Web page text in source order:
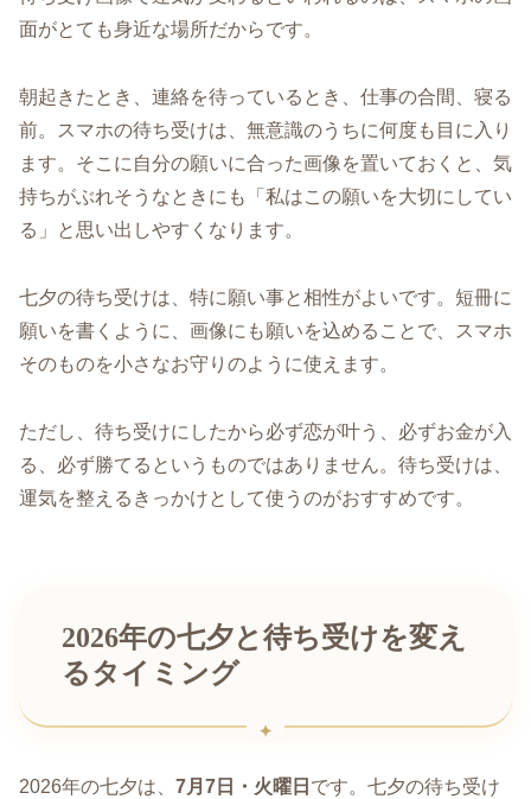
面がとても身近な場所だからです。
朝起きたとき、連絡を待っているとき、仕事の合間、寝る
前。スマホの待ち受けは、無意識のうちに何度も目に入り
ます。そこに自分の願いに合った画像を置いておくと、気
持ちがぶれそうなときにも「私はこの願いを大切にしてい
る」と思い出しやすくなります。
七夕の待ち受けは、特に願い事と相性がよいです。短冊に
願いを書くように、画像にも願いを込めることで、スマホ
そのものを小さなお守りのように使えます。
ただし、待ち受けにしたから必ず恋が叶う、必ずお金が入
る、必ず勝てるというものではありません。待ち受けは、
運気を整えるきっかけとして使うのがおすすめです。
2026年の七夕と待ち受けを変え
るタイミング
2026年の七夕は、 7月7日・火曜日 です。七夕の待ち受け